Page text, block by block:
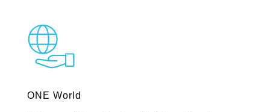
ONE World